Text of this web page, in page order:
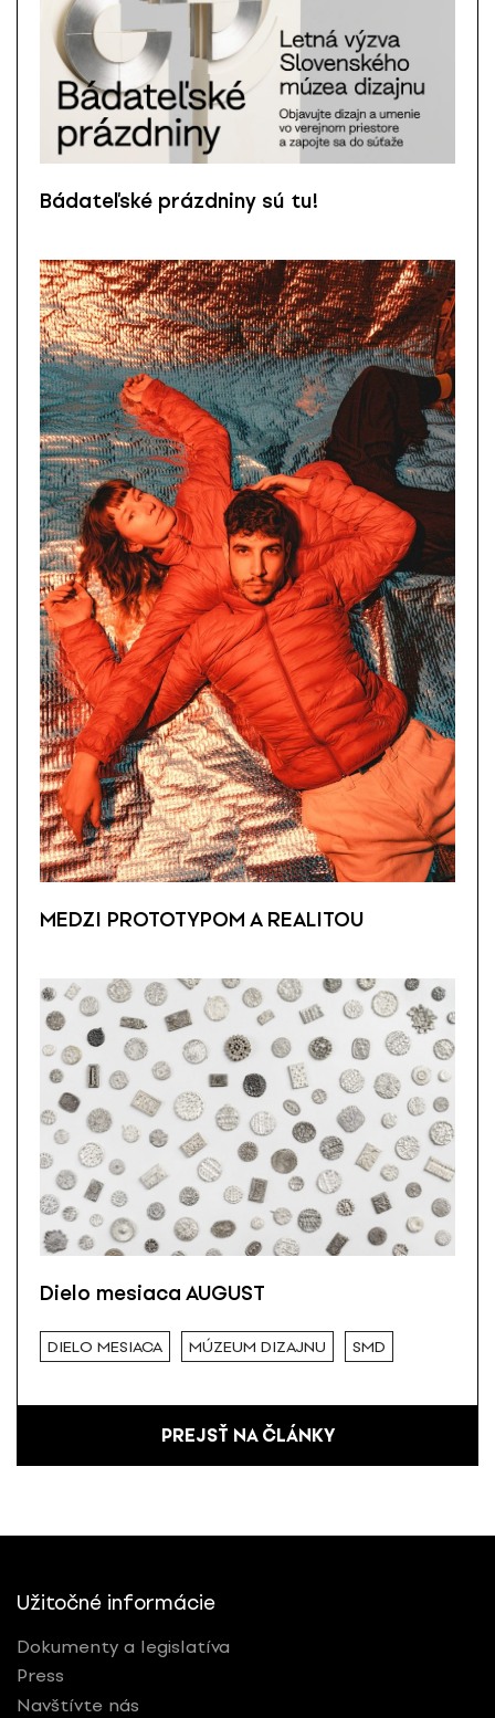
Bádateľské prázdniny sú tu!
MEDZI PROTOTYPOM A REALITOU
Dielo mesiaca AUGUST
DIELO MESIACA MÚZEUM DIZAJNU SMD
PREJSŤ NA ČLÁNKY
Užitočné informácie
Dokumenty a legislatíva
Press
Navštívte nás